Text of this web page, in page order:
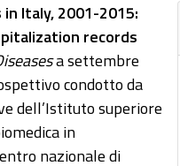
Italy, 2001-2015:
records
a settembre
condotto da
dell’Istituto superiore
in
nazionale di